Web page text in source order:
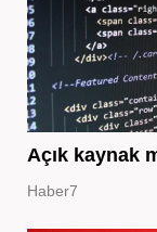
Açık kaynak
Haber7